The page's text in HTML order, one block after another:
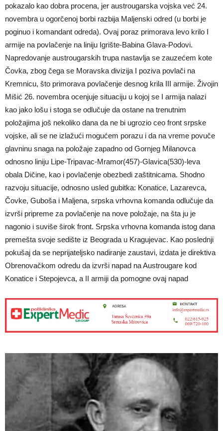
pokazalo kao dobra procena, jer austrougarska vojska već 24.
novembra u ogorčenoj borbi razbija Maljenski odred (u borbi je
poginuo i komandant odreda). Ovaj poraz primorava levo krilo I
armije na povlačenje na liniju Igrište-Babina Glava-Podovi.
Napredovanje austrougarskih trupa nastavlja se zauzećem kote
Čovka, zbog čega se Moravska divizija I poziva povlači na
Kremnicu, što primorava povlačenje desnog krila III armije. Živojin
Mišić 26. novembra ocenjuje situaciju u kojoj se I armija nalazi
kao jako lošu i stoga se odlučuje da ostane na trenutnim
položajima još nekoliko dana da ne bi ugrozio ceo front srpske
vojske, ali se ne izlažući mogućem porazu i da na vreme povuče
glavninu snaga na položaje zapadno od Gornjeg Milanovca
odnosno liniju Lipe-Tripavac-Mramor(457)-Glavica(530)-leva
obala Dičine, kao i povlačenje obezbedi zaštitnicama. Shodno
razvoju situacije, odnosno usled gubitka: Konatice, Lazarevca,
Čovke, Guboša i Maljena, srpska vrhovna komanda odlučuje da
izvrši pripreme za povlačenje na nove položaje, na šta ju je
nagonio i suviše širok front. Srpska vrhovna komanda istog dana
premešta svoje sedište iz Beograda u Kragujevac. Kao poslednji
pokušaj da se neprijateljsko nadiranje zaustavi, izdata je direktiva
Obrenovačkom odredu da izvrši napad na Austrougare kod
Konatice i Stepojevca, a II armiji da pomogne ovaj napad